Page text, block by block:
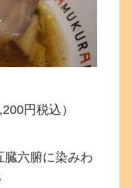
円税込）
臓六腑に染みわ